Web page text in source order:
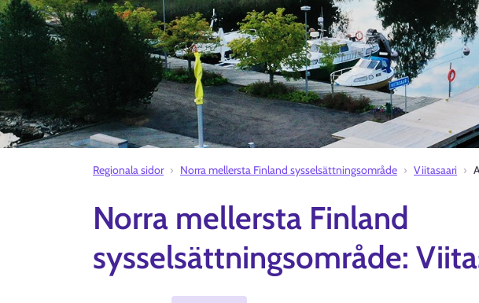
Regionala sidor Norra mellersta Finland sysselsättningsområde Viitasaari
Norra mellersta Finland
sysselsättningsområde: